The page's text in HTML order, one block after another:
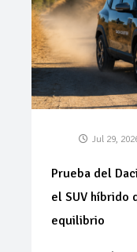
Jul 29,
Prueba del
el SUV híbrido
equilibrio